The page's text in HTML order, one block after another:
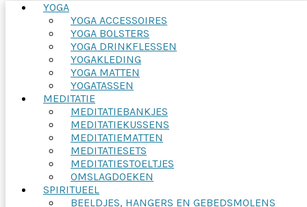
YOGA
YOGA ACCESSOIRES
YOGA BOLSTERS
YOGA DRINKFLESSEN
YOGAKLEDING
YOGA MATTEN
YOGATASSEN
MEDITATIE
MEDITATIEBANKJES
MEDITATIEKUSSENS
MEDITATIEMATTEN
MEDITATIESETS
MEDITATIESTOELTJES
OMSLAGDOEKEN
SPIRITUEEL
BEELDJES, HANGERS EN GEBEDSMOLENS